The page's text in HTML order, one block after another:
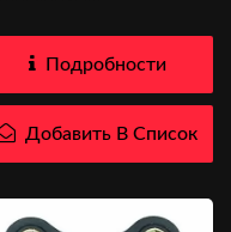
Подробности
Добавить В Список